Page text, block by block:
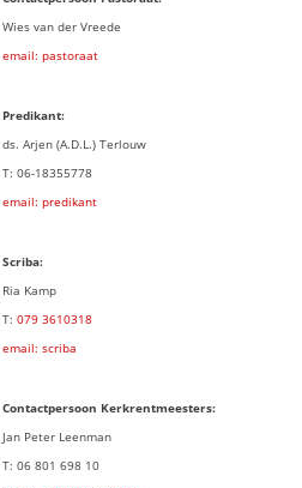
Wies van der Vreede
email: pastoraat
Predikant:
ds. Arjen (A.D.L.) Terlouw
T: 06-18355778
email: predikant
Scriba:
Ria Kamp
T: 079 3610318
email: scriba
Contactpersoon Kerkrentmeesters:
Jan Peter Leenman
T: 06 801 698 10